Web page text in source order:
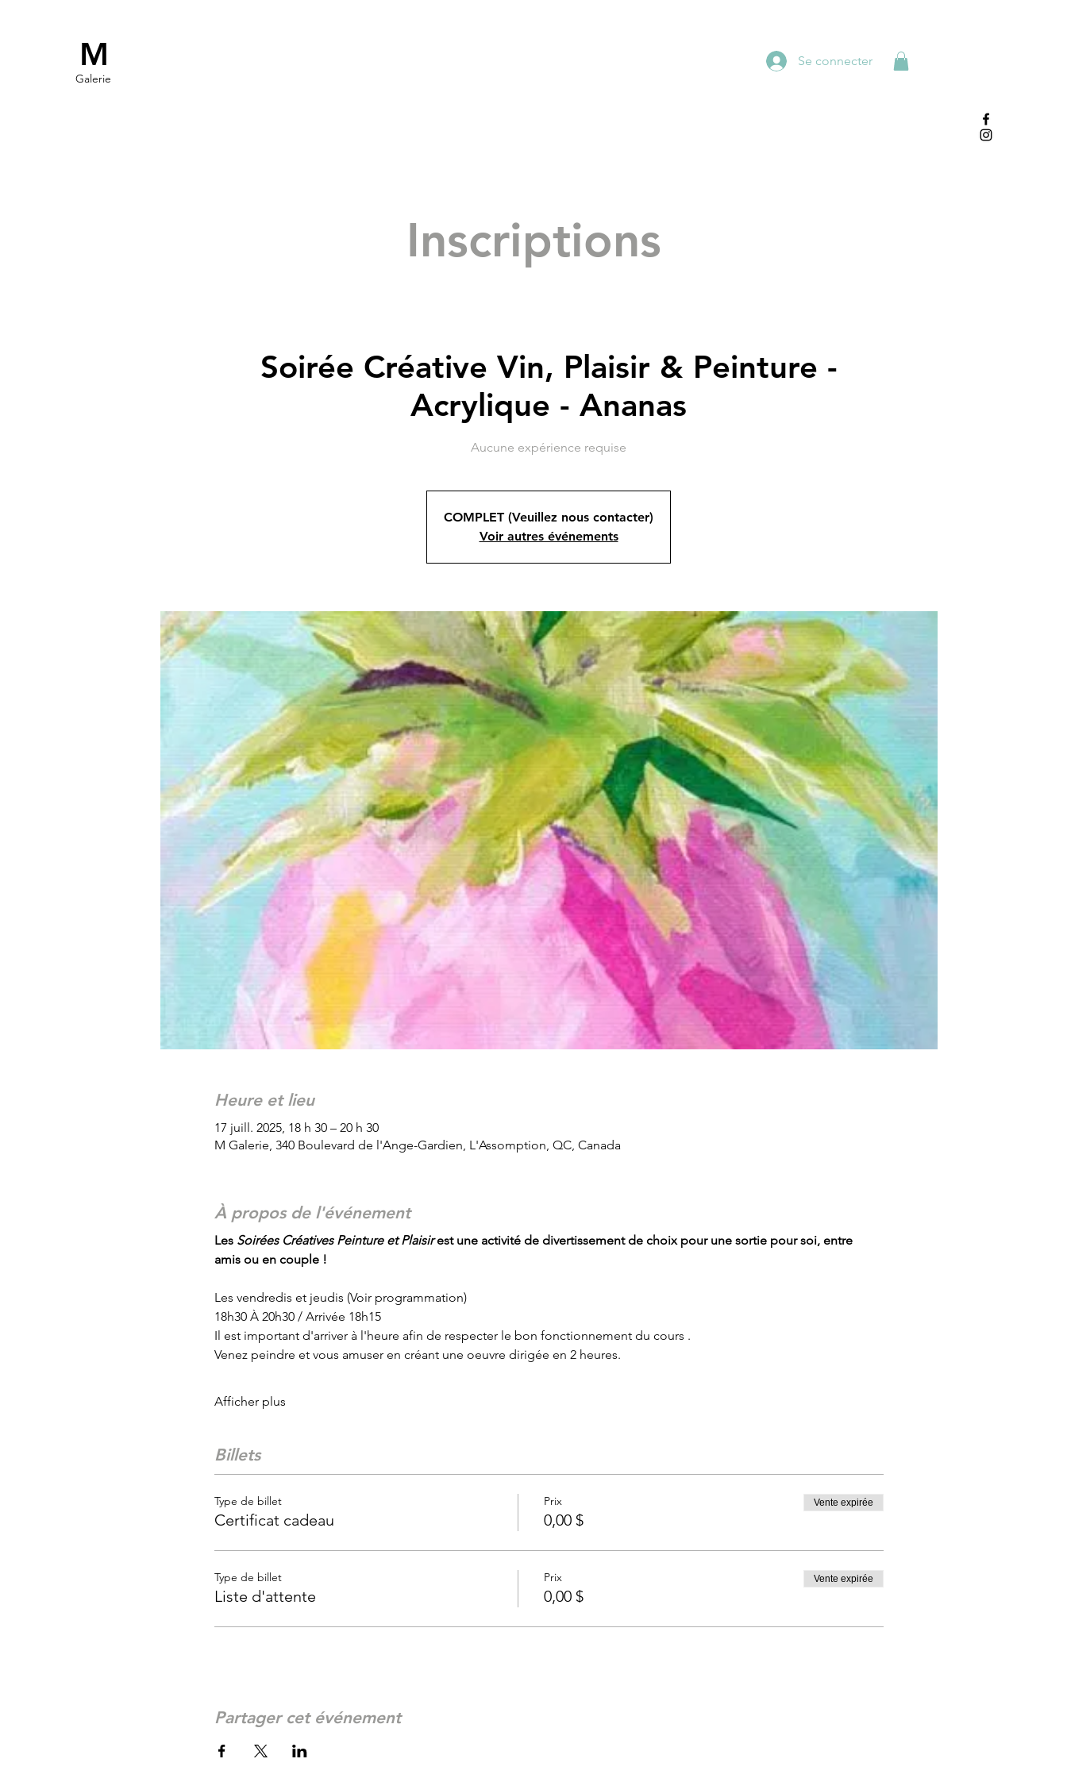
M
Galerie
Se connecter
Inscriptions
Soirée Créative Vin, Plaisir & Peinture -
Acrylique - Ananas
Aucune expérience requise
COMPLET (Veuillez nous contacter)
Voir autres événements
Heure et lieu
17 juill. 2025, 18 h 30 – 20 h 30
M Galerie, 340 Boulevard de l'Ange-Gardien, L'Assomption, QC, Canada
À propos de l'événement
Les Soirées Créatives Peinture et Plaisir est une activité de divertissement de choix pour une sortie pour soi, entre
amis ou en couple !
Les vendredis et jeudis (Voir programmation)
18h30 À 20h30 / Arrivée 18h15
Il est important d'arriver à l'heure afin de respecter le bon fonctionnement du cours .
Venez peindre et vous amuser en créant une oeuvre dirigée en 2 heures.
Afficher plus
Billets
Type de billet
Certificat cadeau
Prix
0,00 $
Vente expirée
Type de billet
Liste d'attente
Prix
0,00 $
Vente expirée
Partager cet événement